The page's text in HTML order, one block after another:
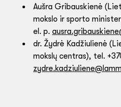
Aušra Gribauskienė
mokslo ir sporto
el. p.
dr. Žydrė Kadžiulienė
mokslų centras), tel.